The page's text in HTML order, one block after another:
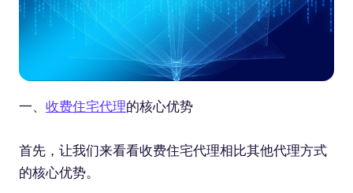
一、 收费住宅代理的核心优势
首先，让我们来看看收费住宅代理相比其他代理方式
的核心优势。